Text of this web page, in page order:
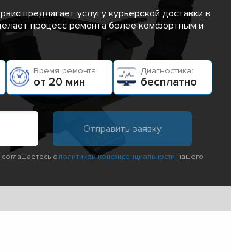
предлагает услугу курьерской доставки в
процесс ремонта более комфортным и
Время ремонта:
от 20 мин
Диагностика:
бесплатно
с политикой конфиденциальности нашего